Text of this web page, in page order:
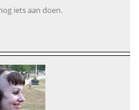
iets aan doen.